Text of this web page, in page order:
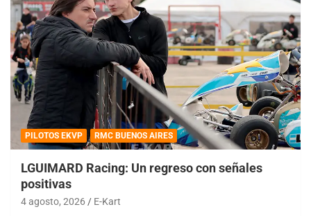
PILOTOS EKVP RMC BUENOS AIRES
LGUIMARD Racing: Un regreso con señales
positivas
4 agosto, 2026 E-Kart